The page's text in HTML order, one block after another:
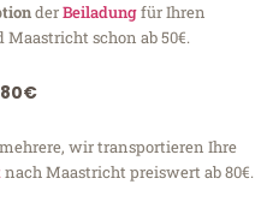
derBeiladungfür Ihren
schon ab 50€.
wir transportieren Ihre
nach Maastricht preiswert ab 80€.